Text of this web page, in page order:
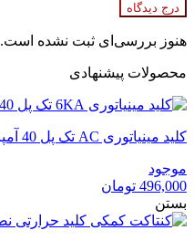
درج دیدگاه
هنوز بررسی‌ای ثبت نشده است.
محصولات پیشنهادی
کلید مینیاتوری AC تک پل 40 آمپر 6kA تیپ C چینت سری NB7
موجود
496,000 تومان
بستن